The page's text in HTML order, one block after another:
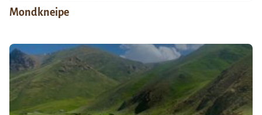
Mondkneipe